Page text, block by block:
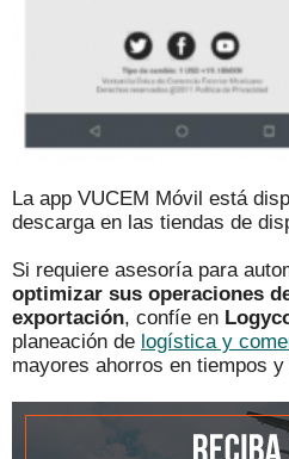
La app VUCEM Móvil está
descarga en las tiendas de
Si requiere asesoría para
optimizar sus operaciones
exportación, confíe en
planeación de logística y
mayores ahorros en tiempos